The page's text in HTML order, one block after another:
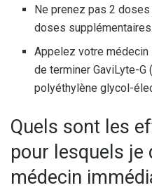
Ne prenez pas 2
doses supplémentaires.
Appelez votre médecin
de terminer GaviLyte-G
polyéthylène glycol-
Quels sont les
pour lesquels je
médecin